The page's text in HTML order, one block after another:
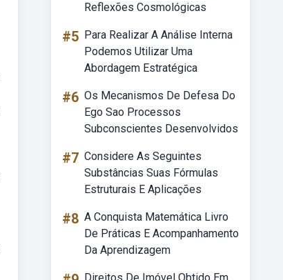
Reflexões Cosmológicas
#5 Para Realizar A Análise Interna
Podemos Utilizar Uma
Abordagem Estratégica
#6 Os Mecanismos De Defesa Do
Ego Sao Processos
Subconscientes Desenvolvidos
#7 Considere As Seguintes
Substâncias Suas Fórmulas
Estruturais E Aplicações
#8 A Conquista Matemática Livro
De Práticas E Acompanhamento
Da Aprendizagem